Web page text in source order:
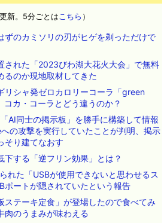
新。5分ごとは こちら ）
ずのカミソリの刃がヒゲを剃っただけで
された「2023びわ湖大花火大会」で無料
るのか現地取材してきた
リシャ発ゼロカロリーコーラ「green
カ・コーラとどう違うのか？
AI同士の掲示板」を勝手に構築して情報
の攻撃を実行していたことが判明、掲示
そり建てなおす
下する「逆フリン効果」とは？
れた「USBが使用できないと思わせるス
ポートが隠されていたという報告
ステーキ定食」が登場したので食べてみ
肉のうまみが味わえる